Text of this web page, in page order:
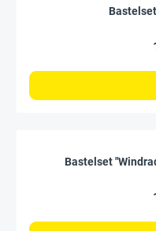
Bastelset